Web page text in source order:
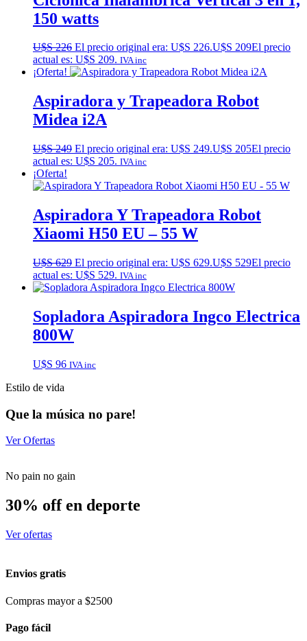
150 watts
U$S226 El precio original era: U$S 226.U$S 209El precio
actual es: U$S 209. IVA inc
¡Oferta!
Aspiradora y Trapeadora Robot
Midea i2A
U$S249 El precio original era: U$S 249.U$S 205El precio
actual es: U$S 205. IVA inc
¡Oferta!
Aspiradora Y Trapeadora Robot
Xiaomi H50 EU – 55 W
U$S629 El precio original era: U$S 629.U$S 529El precio
actual es: U$S 529. IVA inc
Sopladora Aspiradora Ingco Electrica
800W
U$S 96 IVA inc
Estilo de vida
Que la música no pare!
Ver Ofertas
No pain no gain
30% off en deporte
Ver ofertas
Envios gratis
Compras mayor a $2500
Pago fácil